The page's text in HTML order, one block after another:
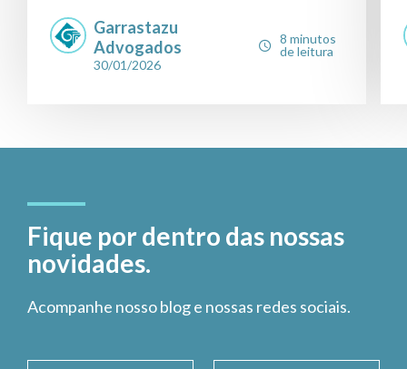
Garrastazu
Advogados
30/01/2026
8 minutos
de leitura
Fique por dentro das nossas
novidades.
Acompanhe nosso blog e nossas redes sociais.